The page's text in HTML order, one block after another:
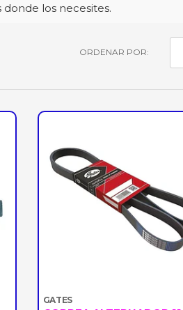
los necesites.
ORDENAR POR:
GATES